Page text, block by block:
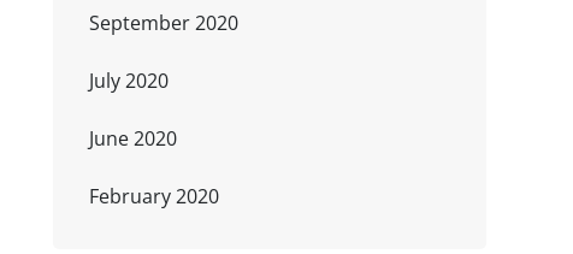
September 2020
July 2020
June 2020
February 2020